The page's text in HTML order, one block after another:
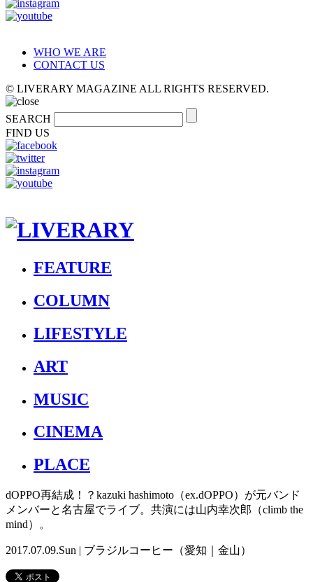
WHO WE ARE
CONTACT US
© LIVERARY MAGAZINE ALL RIGHTS RESERVED.
SEARCH
FIND US
FEATURE
COLUMN
LIFESTYLE
ART
MUSIC
CINEMA
PLACE
dOPPO再結成！？kazuki hashimoto（ex.dOPPO）が元バンド
メンバーと名古屋でライブ。共演には山内幸次郎（climb the
mind）。
2017.07.09.Sun | ブラジルコーヒー（愛知｜金山）